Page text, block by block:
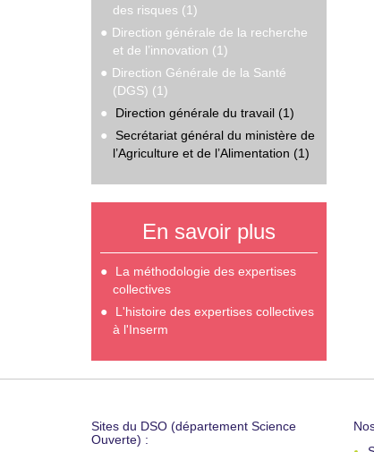
des risques (1)
Direction générale de la recherche
et de l’innovation (1)
Direction Générale de la Santé
(DGS) (1)
Direction générale du travail (1)
Secrétariat général du ministère de
l’Agriculture et de l’Alimentation (1)
En savoir plus
La méthodologie des expertises
collectives
L'histoire des expertises collectives
à l'Inserm
Sites du DSO (département Science
Ouverte) :